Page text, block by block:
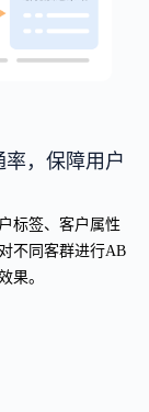
，保障用户
标签、客户属性
不同客群进行AB
果。